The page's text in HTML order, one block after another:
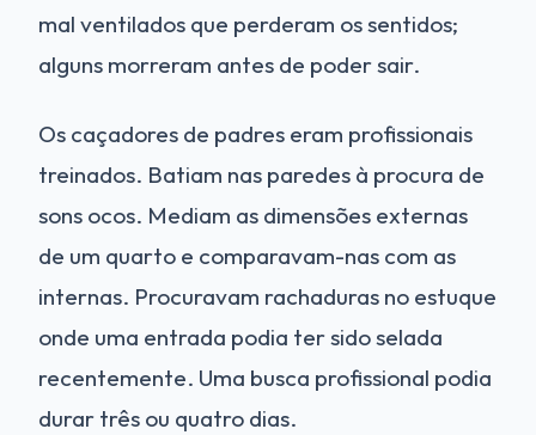
mal ventilados que perderam os sentidos;
alguns morreram antes de poder sair.
Os caçadores de padres eram profissionais
treinados. Batiam nas paredes à procura de
sons ocos. Mediam as dimensões externas
de um quarto e comparavam-nas com as
internas. Procuravam rachaduras no estuque
onde uma entrada podia ter sido selada
recentemente. Uma busca profissional podia
durar três ou quatro dias.